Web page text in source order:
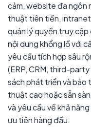
cảm, website đa ngôn
thuật tiên tiến,
quản lý quyền truy
nội dung khổng lồ với
yêu cầu tích hợp sâu
(ERP, CRM, third-
sách phát triển và bảo
thuật cao hoặc sẵn
và yêu cầu về khả
ưu tiên hàng đầu.